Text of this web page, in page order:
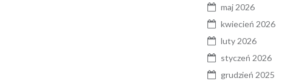
maj 2026
kwiecień 2026
luty 2026
styczeń 2026
grudzień 2025